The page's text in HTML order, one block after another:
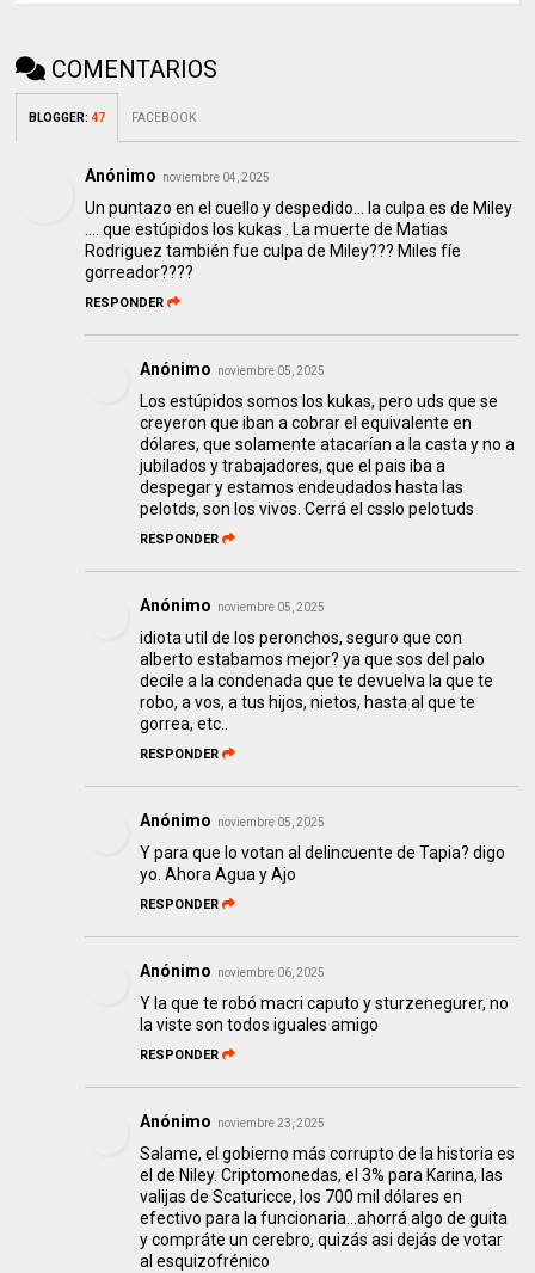
COMENTARIOS
BLOGGER:47 FACEBOOK
Anónimo noviembre 04, 2025
Un puntazo en el cuello y despedido... la culpa es de Miley
.... que estúpidos los kukas . La muerte de Matias
Rodriguez también fue culpa de Miley??? Miles fíe
gorreador????
RESPONDER
Anónimo noviembre 05, 2025
Los estúpidos somos los kukas, pero uds que se
creyeron que iban a cobrar el equivalente en
dólares, que solamente atacarían a la casta y no a
jubilados y trabajadores, que el pais iba a
despegar y estamos endeudados hasta las
pelotds, son los vivos. Cerrá el csslo pelotuds
RESPONDER
Anónimo noviembre 05, 2025
idiota util de los peronchos, seguro que con
alberto estabamos mejor? ya que sos del palo
decile a la condenada que te devuelva la que te
robo, a vos, a tus hijos, nietos, hasta al que te
gorrea, etc..
RESPONDER
Anónimo noviembre 05, 2025
Y para que lo votan al delincuente de Tapia? digo
yo. Ahora Agua y Ajo
RESPONDER
Anónimo noviembre 06, 2025
Y la que te robó macri caputo y sturzenegurer, no
la viste son todos iguales amigo
RESPONDER
Anónimo noviembre 23, 2025
Salame, el gobierno más corrupto de la historia es
el de Niley. Criptomonedas, el 3% para Karina, las
valijas de Scaturicce, los 700 mil dólares en
efectivo para la funcionaria...ahorrá algo de guita
y compráte un cerebro, quizás asi dejás de votar
al esquizofrénico